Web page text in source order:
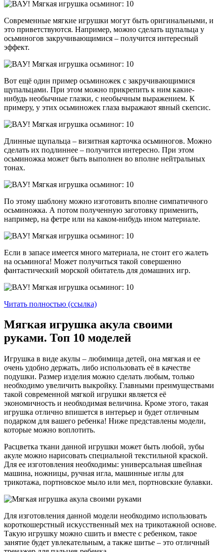
Современные мягкие игрушки могут быть оригинальными, и
это приветствуются. Например, можно сделать щупальца у
осьминогов закручивающимися – получится интересный
эффект.
Вот ещё один пример осьминожек с закручивающимися
щупальцами. При этом можно прикрепить к ним какие-
нибудь необычные глазки, с необычным выражением. К
примеру, у этих осьминожек глаза выражают явный скепсис.
Длинные щупальца – визитная карточка осьминогов. Можно
сделать их подлиннее – получится интересно. При этом
осьминожка может быть выполнен во вполне нейтральных
тонах.
По этому шаблону можно изготовить вполне симпатичного
осьминожка. А потом полученную заготовку применить,
например, на фетре или на каком-нибудь ином материале.
Если в запасе имеется много материала, не стоит его жалеть
на осьминога! Может получиться такой совершенно
фантастический морской обитатель для домашних игр.
Читать полностью (ссылка)
Мягкая игрушка акула своими
руками. Топ 10 моделей
Игрушка в виде акулы – любимица детей, она мягкая и ее
очень удобно держать, либо использовать её в качестве
подушки. Размер изделия можно сделать любым, только
необходимо увеличить выкройку. Главными преимуществами
такой современной мягкой игрушки является её
экономичность и необходимая величина. Кроме этого, такая
игрушка отлично впишется в интерьер и будет отличным
подарком для вашего ребенка! Ниже представлены модели,
которые можно воплотить.
Расцветка ткани данной игрушки может быть любой, зубы
акуле можно нарисовать специальной текстильной краской.
Для ее изготовления необходимы: универсальная швейная
машина, ножницы, ручная игла, машинные иглы для
трикотажа, портновское мыло или мел, портновские булавки.
Для изготовления данной модели необходимо использовать
короткошерстный искусственный мех на трикотажной основе.
Такую игрушку можно сшить и вместе с ребенком, такое
занятие будет увлекательным, а также шитье – это отличный